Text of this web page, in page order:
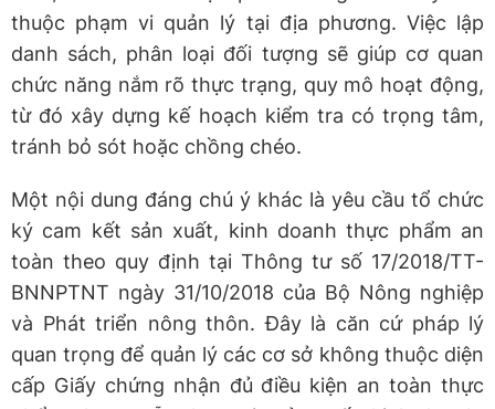
thuộc phạm vi quản lý tại địa phương. Việc lập
danh sách, phân loại đối tượng sẽ giúp cơ quan
chức năng nắm rõ thực trạng, quy mô hoạt động,
từ đó xây dựng kế hoạch kiểm tra có trọng tâm,
tránh bỏ sót hoặc chồng chéo.
Một nội dung đáng chú ý khác là yêu cầu tổ chức
ký cam kết sản xuất, kinh doanh thực phẩm an
toàn theo quy định tại Thông tư số 17/2018/TT-
BNNPTNT ngày 31/10/2018 của Bộ Nông nghiệp
và Phát triển nông thôn. Đây là căn cứ pháp lý
quan trọng để quản lý các cơ sở không thuộc diện
cấp Giấy chứng nhận đủ điều kiện an toàn thực